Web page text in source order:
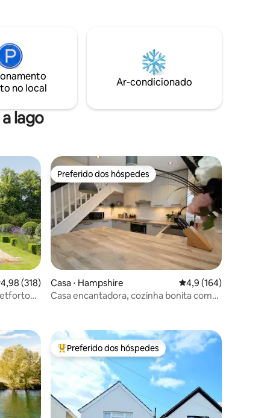
no local
Ar-condicionado
lago
hóspedes
de uma avaliação média de 5, 318 avaliações
4,98 (318)
Preferido dos hóspedes
Preferido dos hóspedes
Casa ⋅ Hampshire 4,9 de uma avaliação
4,9 (164)
Casa encantadora, cozinha bonita com
Entre os melhores preferidos dos hóspedes
Preferido dos hóspedes